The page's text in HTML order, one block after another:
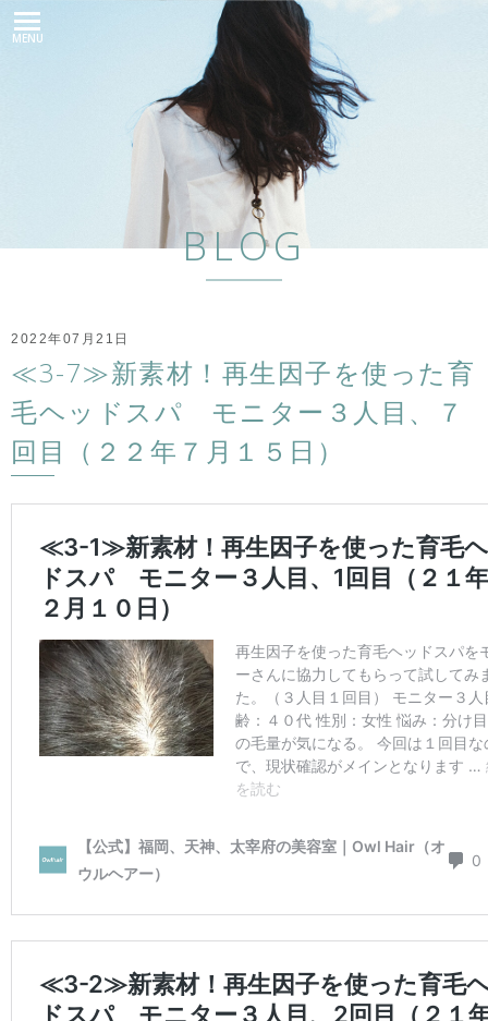
MENU
BLOG
2022年07月21日
≪3-7≫新素材！再生因子を使った育
毛ヘッドスパ モニター３人目、７
回目（２２年７月１５日）